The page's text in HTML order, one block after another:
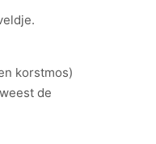
korstmos)
de